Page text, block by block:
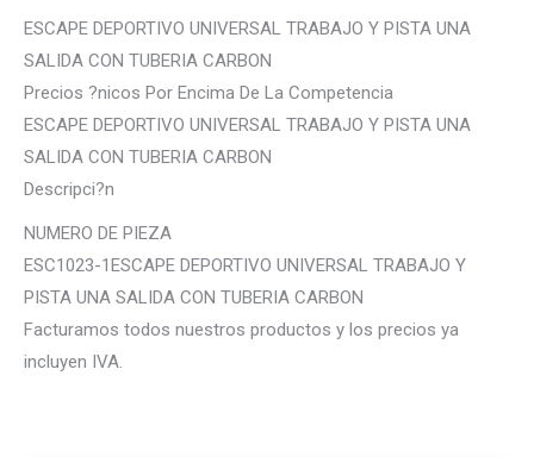
ESCAPE DEPORTIVO UNIVERSAL TRABAJO Y PISTA UNA
SALIDA CON TUBERIA CARBON
Precios ?nicos Por Encima De La Competencia
ESCAPE DEPORTIVO UNIVERSAL TRABAJO Y PISTA UNA
SALIDA CON TUBERIA CARBON
Descripci?n
NUMERO DE PIEZA
ESC1023-1ESCAPE DEPORTIVO UNIVERSAL TRABAJO Y
PISTA UNA SALIDA CON TUBERIA CARBON
Facturamos todos nuestros productos y los precios ya
incluyen IVA.